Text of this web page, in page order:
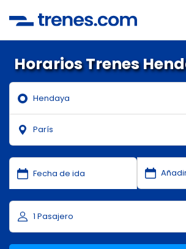
Horarios Trenes